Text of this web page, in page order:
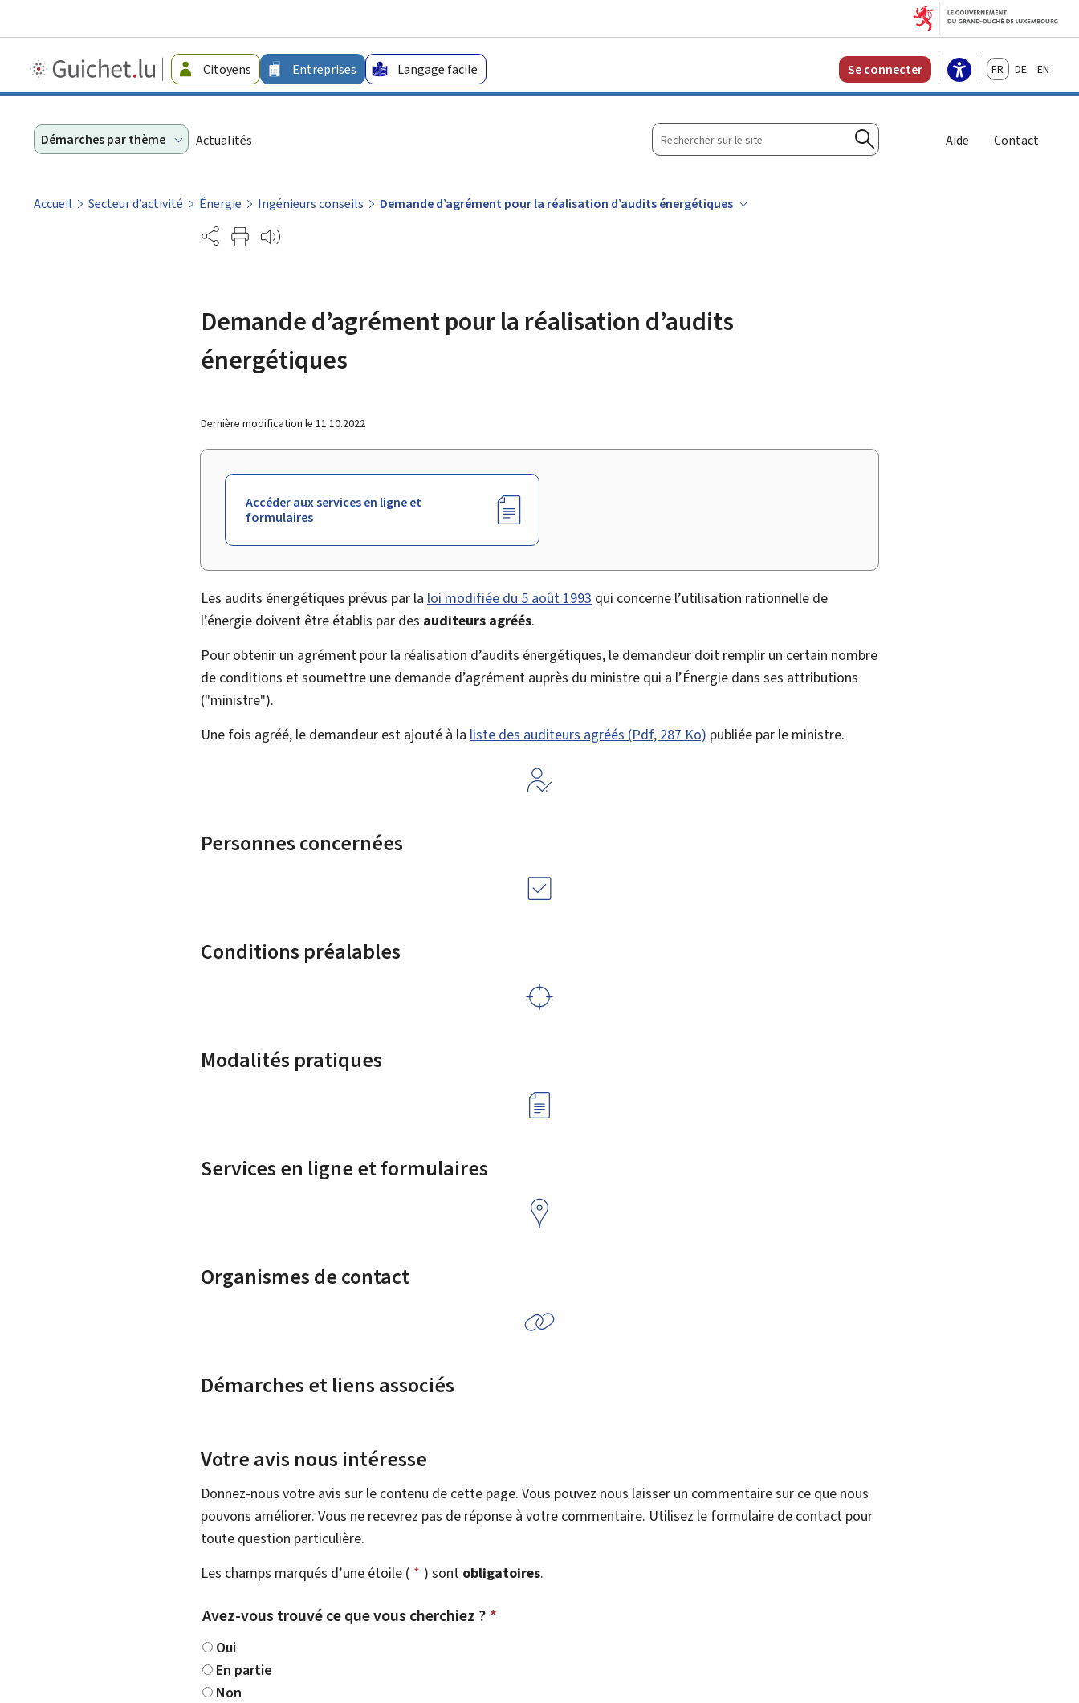
Guichet.lu
-
Citoyens Entreprises Langage facile Se connecter FrançaisDeutschEnglish
Démarches par thème Actualités
Rechercher
sur
site
Rechercher
Aide Contact
Accueil Secteur d’activité Énergie Ingénieurs conseils
Demande d’agrément pour la réalisation d’audits énergétiques
Partage
Demande d’agrément pour la réalisation d’audits
énergétiques
Dernière modification le 11.10.2022
Accéder aux services en ligne et
formulaires
Les audits énergétiques prévus par la loi modifiée du 5 août 1993 qui concerne l’utilisation rationnelle de
l’énergie doivent être établis par des auditeurs agréés.
Pour obtenir un agrément pour la réalisation d’audits énergétiques, le demandeur doit remplir un certain nombre
de conditions et soumettre une demande d’agrément auprès du ministre qui a l’Énergie dans ses attributions
("ministre").
Une fois agréé, le demandeur est ajouté à la liste des auditeurs agréés (Pdf, 287 Ko) publiée par le ministre.
Personnes concernées
Conditions préalables
Modalités pratiques
Services en ligne et formulaires
Organismes de contact
Démarches et liens associés
Votre avis nous intéresse
Donnez-nous votre avis sur le contenu de cette page. Vous pouvez nous laisser un commentaire sur ce que nous
pouvons améliorer. Vous ne recevrez pas de réponse à votre commentaire. Utilisez le formulaire de contact pour
toute question particulière.
Les champs marqués d’une étoile ( * ) sont obligatoires.
Avez-vous trouvé ce que vous cherchiez ? *
Oui
En partie
Non